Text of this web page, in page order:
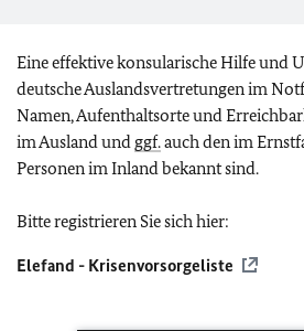
Eine effektive konsularische Hilfe und
deutsche Auslandsvertretungen im
Namen, Aufenthaltsorte und
im Ausland und ggf.auch den im
Personen im Inland bekannt sind.
Bitte registrieren Sie sich hier:
Elefand - Krisenvorsorgeliste